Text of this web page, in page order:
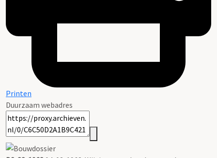
Printen
Duurzaam webadres